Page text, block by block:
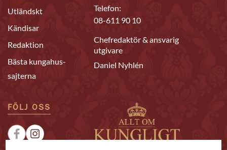
Utländskt
Kändisar
Redaktion
Bästa kungahus-
sajterna
Telefon:
08-611 90 10
Chefredaktör & ansvarig
utgivare
Daniel Nyhlén
FÖLJ OSS